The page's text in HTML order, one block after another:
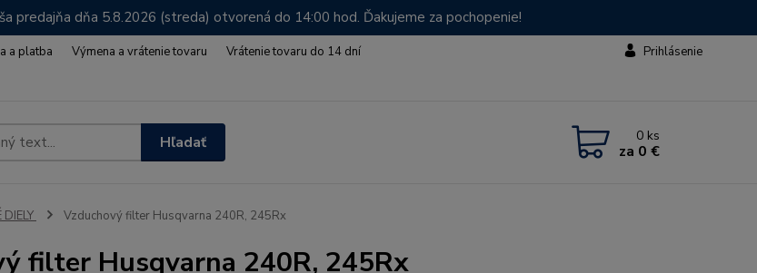
predajňa dňa 5.8.2026 (streda) otvorená do 14:00 hod. Ďakujeme za pochopenie!
a platba Výmena a vrátenie tovaru
Vrátenie tovaru do 14 dní
Prihlásenie
Hľadať 0 ks
za 0 €
Vzduchový filter Husqvarna 240R, 245Rx
filter Husqvarna 240R, 245Rx